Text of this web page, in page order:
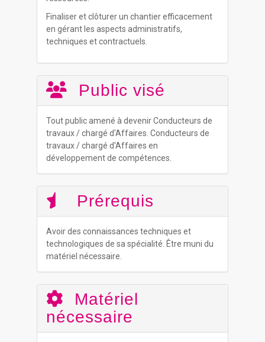
Finaliser et clôturer un chantier efficacement
en gérant les aspects administratifs,
techniques et contractuels.
Public visé
Tout public amené à devenir Conducteurs de
travaux / chargé d'Affaires. Conducteurs de
travaux / chargé d'Affaires en
développement de compétences.
Prérequis
Avoir des connaissances techniques et
technologiques de sa spécialité. Être muni du
matériel nécessaire.
Matériel
nécessaire